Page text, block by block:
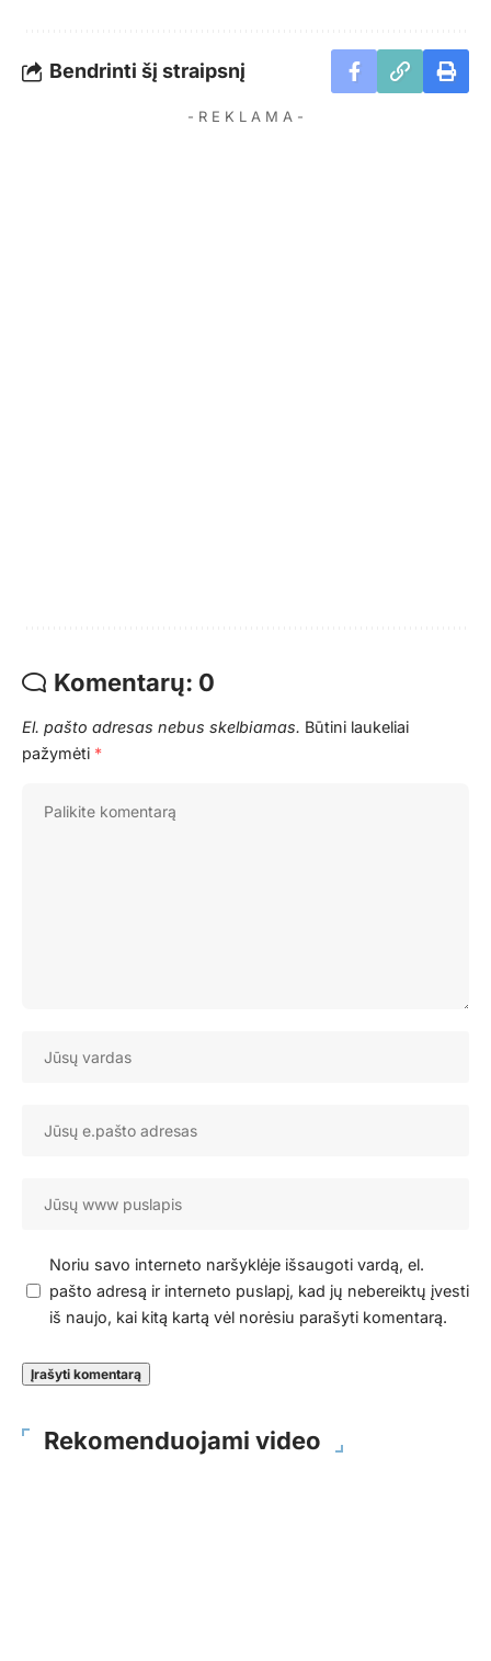
Bendrinti šį straipsnį
- R E K L A M A -
Komentarų: 0
El. pašto adresas nebus skelbiamas. Būtini laukeliai
pažymėti *
Noriu savo interneto naršyklėje išsaugoti vardą, el.
pašto adresą ir interneto puslapį, kad jų nebereiktų įvesti
iš naujo, kai kitą kartą vėl norėsiu parašyti komentarą.
Rekomenduojami video